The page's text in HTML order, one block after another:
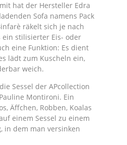
hat der Hersteller Edra
Sofa namens Pack
räkelt sich je nach
ein stilisierter Eis- oder
eine Funktion: Es dient
lädt zum Kuscheln ein,
weich.
Sessel der APcollection
Montironi. Ein
Äffchen, Robben, Koalas
einem Sessel zu einem
in dem man versinken